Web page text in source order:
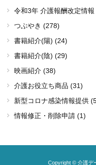
令和3年 介護報酬改定情
つぶやき (278)
書籍紹介(陽) (24)
書籍紹介(陰) (29)
映画紹介 (38)
介護お役立ち商品 (31)
新型コロナ感染情報提供
情報修正・削除申請 (1)
Copyright © 介護デ